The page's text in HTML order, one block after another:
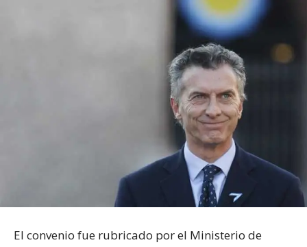
El convenio fue rubricado por el Ministerio de